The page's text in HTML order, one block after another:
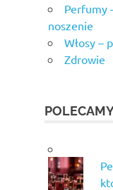
Perfumy
noszenie
Włosy –
Zdrowie